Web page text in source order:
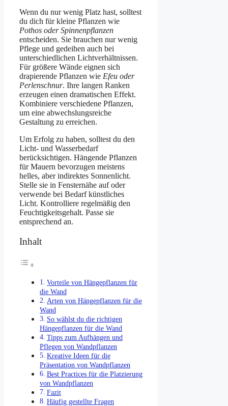
Wenn du nur wenig Platz hast, solltest
du dich für kleine Pflanzen wie
Pothos oder Spinnenpflanzen
entscheiden. Sie brauchen nur wenig
Pflege und gedeihen auch bei
unterschiedlichen Lichtverhältnissen.
Für größere Wände eignen sich
drapierende Pflanzen wie Efeu oder
Perlenschnur. Ihre langen Ranken
erzeugen einen dramatischen Effekt.
Kombiniere verschiedene Pflanzen,
um eine abwechslungsreiche
Gestaltung zu erreichen.
Um Erfolg zu haben, solltest du den
Licht- und Wasserbedarf
berücksichtigen. Hängende Pflanzen
für Mauern bevorzugen meistens
helles, aber indirektes Sonnenlicht.
Stelle sie in Fensternähe auf oder
verwende bei Bedarf künstliches
Licht. Kontrolliere regelmäßig den
Feuchtigkeitsgehalt. Passe sie
entsprechend an.
Inhalt
Vorteile von Hängepflanzen für
die Wand
Arten von Hängepflanzen für die
Wand
So wählst du die richtigen
Hängepflanzen für die Wand
Tipps zum Aufhängen und
Pflegen von Wandpflanzen
Kreative Ideen für die
Präsentation von Wandpflanzen
Best Practices für die Platzierung
von Wandpflanzen
Fazit
Häufig gestellte Fragen